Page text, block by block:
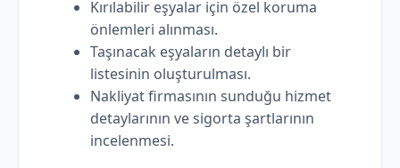
Kırılabilir eşyalar için özel koruma
önlemleri alınması.
Taşınacak eşyaların detaylı bir
listesinin oluşturulması.
Nakliyat firmasının sunduğu hizmet
detaylarının ve sigorta şartlarının
incelenmesi.